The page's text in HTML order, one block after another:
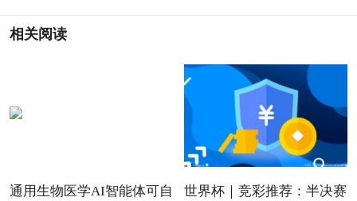
相关阅读
通用生物医学AI智能体可自
世界杯｜竞彩推荐：半决赛